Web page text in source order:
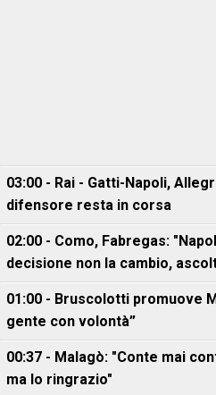
03:00 - Rai - Gatti-Napoli,
difensore resta in corsa
02:00 - Como, Fabregas:
decisione non la cambio,
01:00 - Bruscolotti promuove
gente con volontà”
00:37 - Malagò: "Conte mai
ma lo ringrazio"